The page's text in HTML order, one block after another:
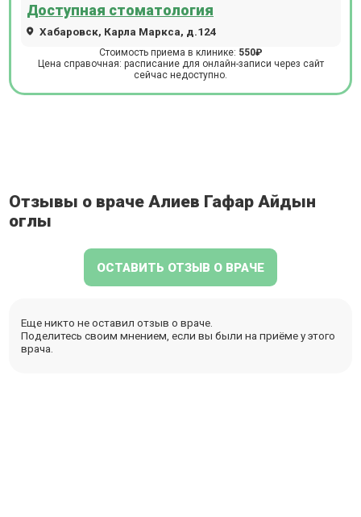
Доступная стоматология
Хабаровск, Карла Маркса, д.124
Стоимость приема в клинике: 550₽
Цена справочная: расписание для онлайн-записи через сайт
сейчас недоступно.
Отзывы о враче Алиев Гафар Айдын
оглы
ОСТАВИТЬ ОТЗЫВ О ВРАЧЕ
Еще никто не оставил отзыв о враче.
Поделитесь своим мнением, если вы были на приёме у этого
врача.